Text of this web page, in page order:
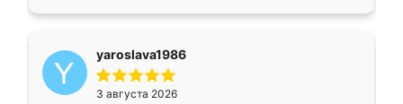
yaroslava1986
3 августа 2026